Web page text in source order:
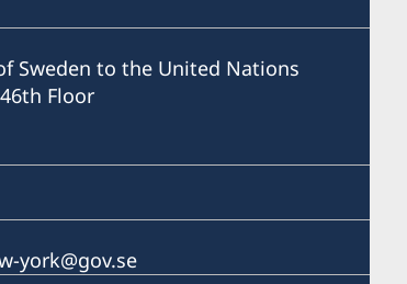
Sweden to the United Nations
Floor
york@gov.se